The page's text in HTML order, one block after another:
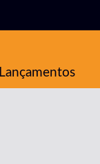
Lançamentos